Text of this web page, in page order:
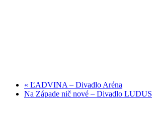
« ĽADVINA – Divadlo Aréna
Na Západe nič nové – Divadlo LUDUS